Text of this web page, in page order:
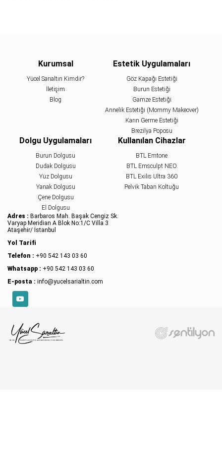
Kurumsal
Yücel Sarıaltın Kimdir?
İletişim
Blog
Estetik Uygulamaları
Göz Kapağı Estetiği
Burun Estetiği
Gamze Estetiği
Annelik Estetiği (Mommy Makeover)
Karın Germe Estetiği
Brezilya Poposu
Dolgu Uygulamaları
Burun Dolgusu
Dudak Dolgusu
Yüz Dolgusu
Yanak Dolgusu
Çene Dolgusu
El Dolgusu
Kullanılan Cihazlar
BTL Emtone
BTL Emsculpt NEO
BTL Exilis Ultra 360
Pelvik Taban Koltuğu
Adres : Barbaros Mah. Başak Cengiz Sk.
Varyap Meridian A Blok No:1/C Villa 3
Ataşehir/ İstanbul
Yol Tarifi
Telefon : +90 542 143 03 60
Whatsapp : +90 542 143 03 60
E-posta : info@yucelsarialtin.com
YouTube